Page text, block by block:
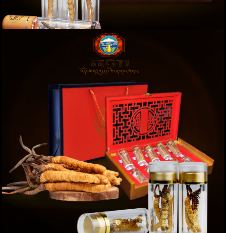
Đông trùng hạ thảo nguyên con sấy khô hộp gỗ